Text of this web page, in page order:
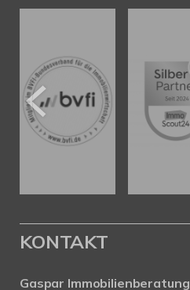
KONTAKT
Gaspar Immobilienberatung